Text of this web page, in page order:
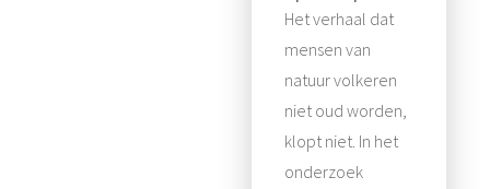
Het verhaal dat
mensen van
natuur volkeren
niet oud worden,
klopt niet. In het
onderzoek